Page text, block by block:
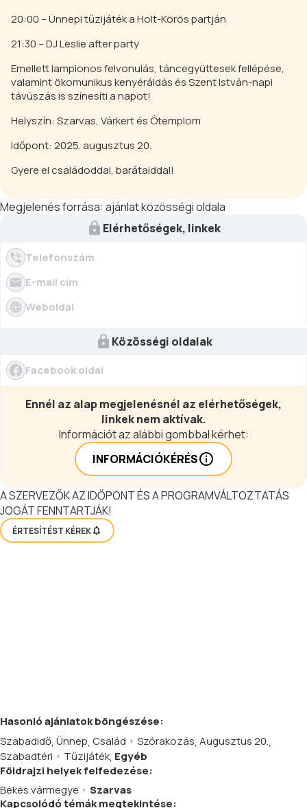
20:00 – Ünnepi tűzijáték a Holt-Körös partján
21:30 – DJ Leslie after party
Emellett lampionos felvonulás, táncegyüttesek fellépése,
valamint ökomunikus kenyéráldás és Szent István-napi
távúszás is színesíti a napot!
Helyszín: Szarvas, Várkert és Ótemplom
Időpont: 2025. augusztus 20.
Gyere el családoddal, barátaiddal!
Megjelenés forrása: ajánlat közösségi oldala
Elérhetőségek, linkek
Telefonszám
E-mail cím
Weboldal
Közösségi oldalak
Facebook oldal
Ennél az alap megjelenésnél az elérhetőségek,
linkek nem aktívak.
Információt az alábbi gombbal kérhet:
INFORMÁCIÓKÉRÉS
A SZERVEZŐK AZ IDŐPONT ÉS A PROGRAMVÁLTOZTATÁS
JOGÁT FENNTARTJÁK!
ÉRTESÍTÉST KÉREK
Hasonlóajánlatokböngészése:
Szabadidő, Ünnep, Család Szórakozás, Augusztus 20.,
Szabadtéri Tűzijáték, Egyéb
Földrajzi helyek felfedezése:
Békés vármegye
Szarvas
Kapcsolódó témák megtekintése: